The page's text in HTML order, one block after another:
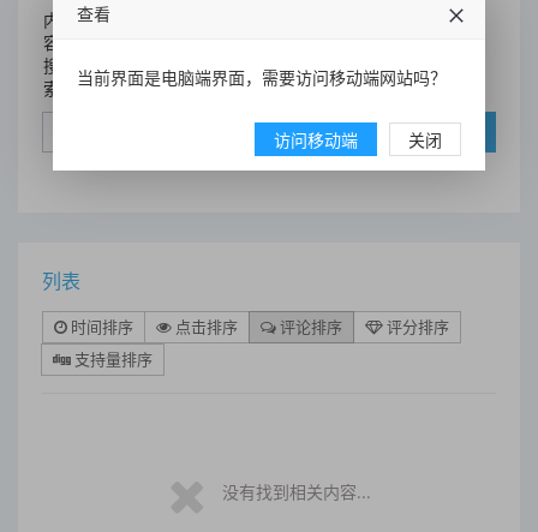
内
容
搜
索
搜索
列表
时间排序 点击排序 评论排序
评分排序
支持量排序
没有找到相关内容...
查看
当前界面是电脑端界面，需要访问移动端网站吗？
访问移动端 关闭